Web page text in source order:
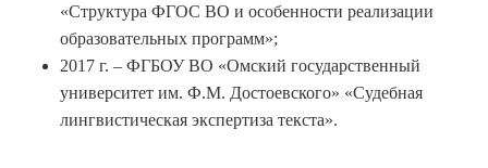
«Структура ФГОС ВО и особенности реализации
образовательных программ»;
2017 г. – ФГБОУ ВО «Омский государственный
университет им. Ф.М. Достоевского» «Судебная
лингвистическая экспертиза текста».